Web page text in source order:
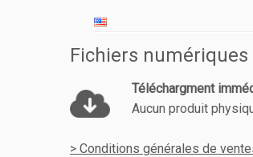
Fichiers numériques
Téléchargment
Aucun produit
> Conditions générales de